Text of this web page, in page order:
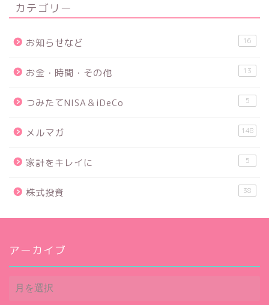
カテゴリー
お知らせなど 16
お金・時間・その他 13
つみたてNISA＆iDeCo 5
メルマガ 148
家計をキレイに 5
株式投資 38
アーカイブ
ア
ー